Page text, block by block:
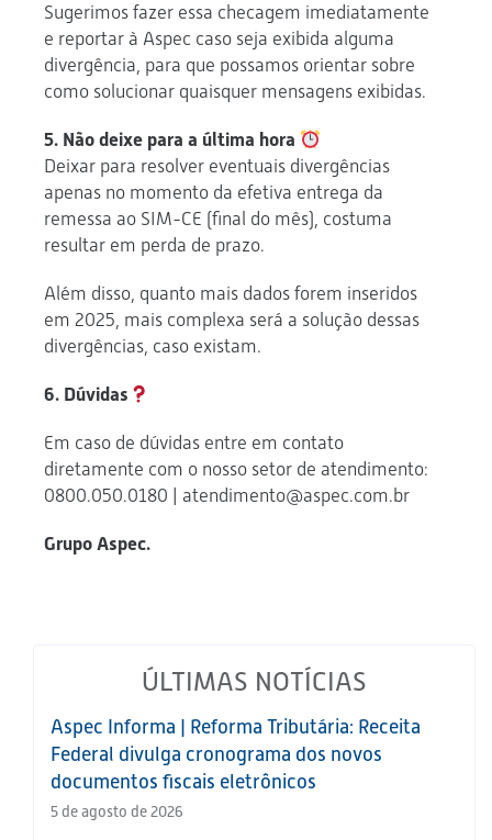
Sugerimos fazer essa checagem imediatamente
e reportar à Aspec caso seja exibida alguma
divergência, para que possamos orientar sobre
como solucionar quaisquer mensagens exibidas.
5. Não deixe para a última hora
Deixar para resolver eventuais divergências
apenas no momento da efetiva entrega da
remessa ao SIM-CE (final do mês), costuma
resultar em perda de prazo.
Além disso, quanto mais dados forem inseridos
em 2025, mais complexa será a solução dessas
divergências, caso existam.
6. Dúvidas
Em caso de dúvidas entre em contato
diretamente com o nosso setor de atendimento:
0800.050.0180 | atendimento@aspec.com.br
Grupo Aspec.
ÚLTIMAS NOTÍCIAS
Aspec Informa | Reforma Tributária: Receita
Federal divulga cronograma dos novos
documentos fiscais eletrônicos
5 de agosto de 2026